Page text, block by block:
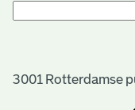
3001 Rotterdamse